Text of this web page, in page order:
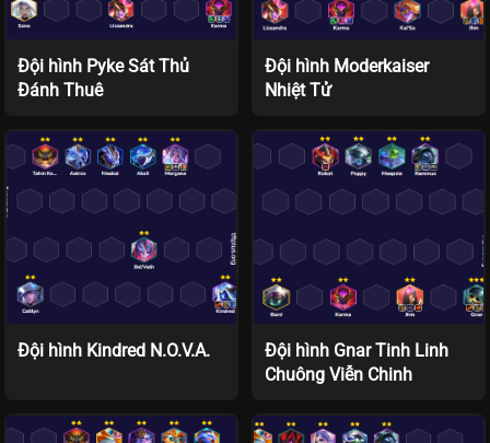
Đội hình Pyke Sát Thủ
Đánh Thuê
Đội hình Moderkaiser
Nhiệt Tử
Đội hình Kindred N.O.V.A.
Đội hình Gnar Tinh Linh
Chuông Viễn Chinh